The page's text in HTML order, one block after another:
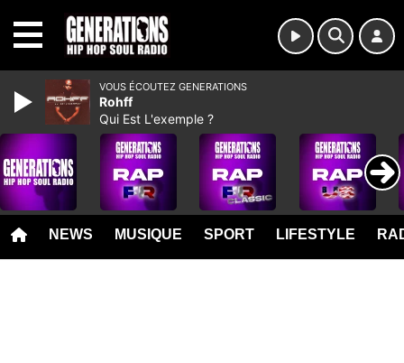
NEWS MUSIQUE SPORT LIFESTYLE
VOUS ÉCOUTEZ GENERATIONS
Rohff
Qui Est L'exemple ?